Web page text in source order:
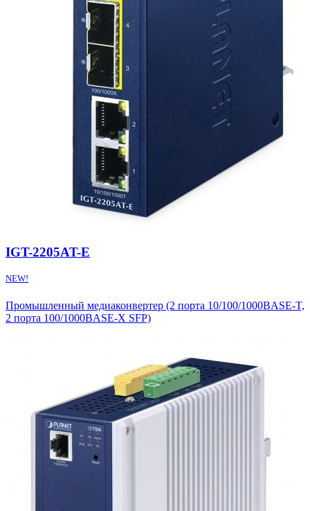
IGT-2205AT-E
NEW!
Промышленный медиаконвертер (2 порта 10/100/1000BASE-T,
2 порта 100/1000BASE-X SFP)